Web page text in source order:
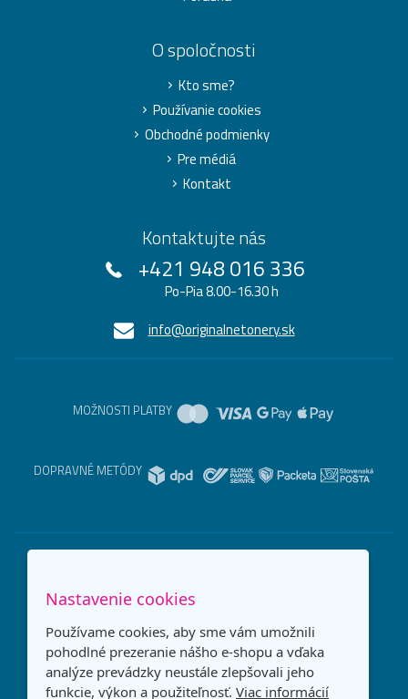
O spoločnosti
Kto sme?
Používanie cookies
Obchodné podmienky
Pre médiá
Kontakt
Kontaktujte nás
+421 948 016 336
Po-Pia 8.00-16.30 h
info@originalnetonery.sk
MOŽNOSTI PLATBY
DOPRAVNÉ METÓDY
Nastavenie cookies
Používame cookies, aby sme vám umožnili
pohodlné prezeranie nášho e-shopu a vďaka
analýze prevádzky neustále zlepšovali jeho
funkcie, výkon a použiteľnosť. Viac informácií